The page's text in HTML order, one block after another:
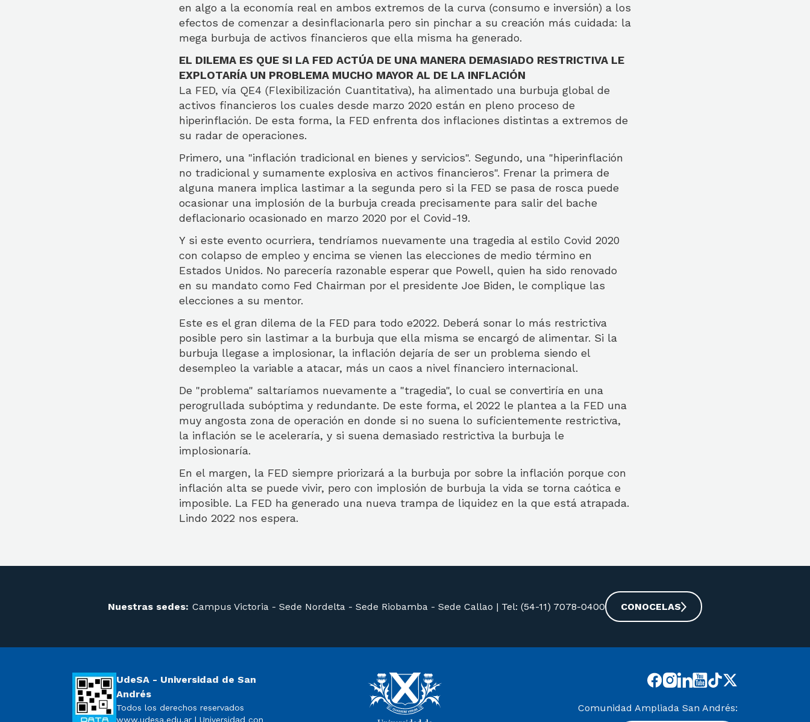
en algo a la economía real en ambos extremos de la curva (consumo e inversión) a los
efectos de comenzar a desinflacionarla pero sin pinchar a su creación más cuidada: la
mega burbuja de activos financieros que ella misma ha generado.
EL DILEMA ES QUE SI LA FED ACTÚA DE UNA MANERA DEMASIADO RESTRICTIVA LE
EXPLOTARÍA UN PROBLEMA MUCHO MAYOR AL DE LA INFLACIÓN
La FED, vía QE4 (Flexibilización Cuantitativa), ha alimentado una burbuja global de
activos financieros los cuales desde marzo 2020 están en pleno proceso de
hiperinflación. De esta forma, la FED enfrenta dos inflaciones distintas a extremos de
su radar de operaciones.
Primero, una "inflación tradicional en bienes y servicios". Segundo, una "hiperinflación
no tradicional y sumamente explosiva en activos financieros". Frenar la primera de
alguna manera implica lastimar a la segunda pero si la FED se pasa de rosca puede
ocasionar una implosión de la burbuja creada precisamente para salir del bache
deflacionario ocasionado en marzo 2020 por el Covid-19.
Y si este evento ocurriera, tendríamos nuevamente una tragedia al estilo Covid 2020
con colapso de empleo y encima se vienen las elecciones de medio término en
Estados Unidos. No parecería razonable esperar que Powell, quien ha sido renovado
en su mandato como Fed Chairman por el presidente Joe Biden, le complique las
elecciones a su mentor.
Este es el gran dilema de la FED para todo e2022. Deberá sonar lo más restrictiva
posible pero sin lastimar a la burbuja que ella misma se encargó de alimentar. Si la
burbuja llegase a implosionar, la inflación dejaría de ser un problema siendo el
desempleo la variable a atacar, más un caos a nivel financiero internacional.
De "problema" saltaríamos nuevamente a "tragedia", lo cual se convertiría en una
perogrullada subóptima y redundante. De este forma, el 2022 le plantea a la FED una
muy angosta zona de operación en donde si no suena lo suficientemente restrictiva,
la inflación se le aceleraría, y si suena demasiado restrictiva la burbuja le
implosionaría.
En el margen, la FED siempre priorizará a la burbuja por sobre la inflación porque con
inflación alta se puede vivir, pero con implosión de burbuja la vida se torna caótica e
imposible. La FED ha generado una nueva trampa de liquidez en la que está atrapada.
Lindo 2022 nos espera.
Nuestras sedes: Campus Victoria - Sede Nordelta - Sede Riobamba - Sede Callao | Tel: (54-11) 7078-0400 CONOCELAS
UdeSA - Universidad de San
Andrés
Todos los derechos reservados
www.udesa.edu.ar | Universidad con
Comunidad Ampliada San Andrés: